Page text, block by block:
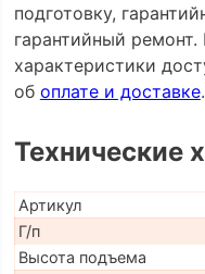
подготовку,
гарантийный
характеристики
об оплате и доставке.
Технические
Артикул
Г/п
Высота подъема